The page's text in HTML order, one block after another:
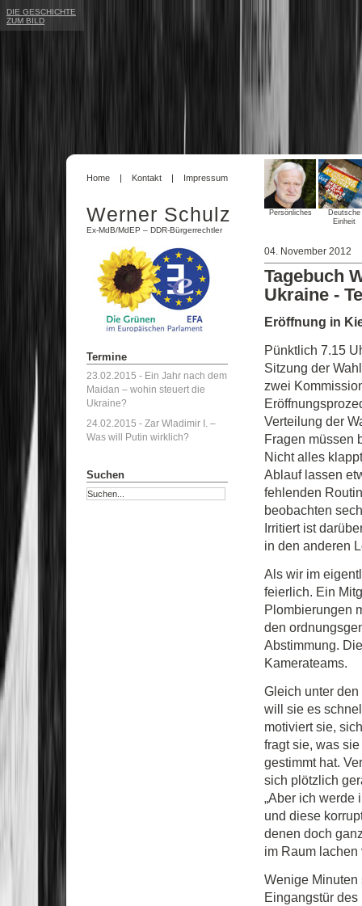
04. November 2012
Tagebuch
Ukraine -
Eröffnung in
Pünktlich 7.15
Sitzung der
zwei
Verteilung der
Fragen müssen
Nicht alles
Ablauf lassen
fehlenden
beobachten
Irritiert ist
in den anderen
Als wir im
feierlich. Ein
Plombierungen
den
Abstimmung.
Kamerateams.
Gleich unter
will sie es
motiviert sie,
fragt sie, was
gestimmt hat.
sich plötzlich
„Aber ich werde
und diese
denen doch
im Raum lachen
Wenige Minuten
Eingangstür
Home Kontakt Impressum
Werner Schulz
Ex-MdB/MdEP – DDR-Bürgerrechtler
Termine
23.02.2015 - Ein Jahr nach dem
Maidan – wohin steuert die
Ukraine?
24.02.2015 - Zar Wladimir I. –
Was will Putin wirklich?
Suchen
Persönliches
Deutsche
Einheit
DIE GESCHICHTE
ZUM BILD